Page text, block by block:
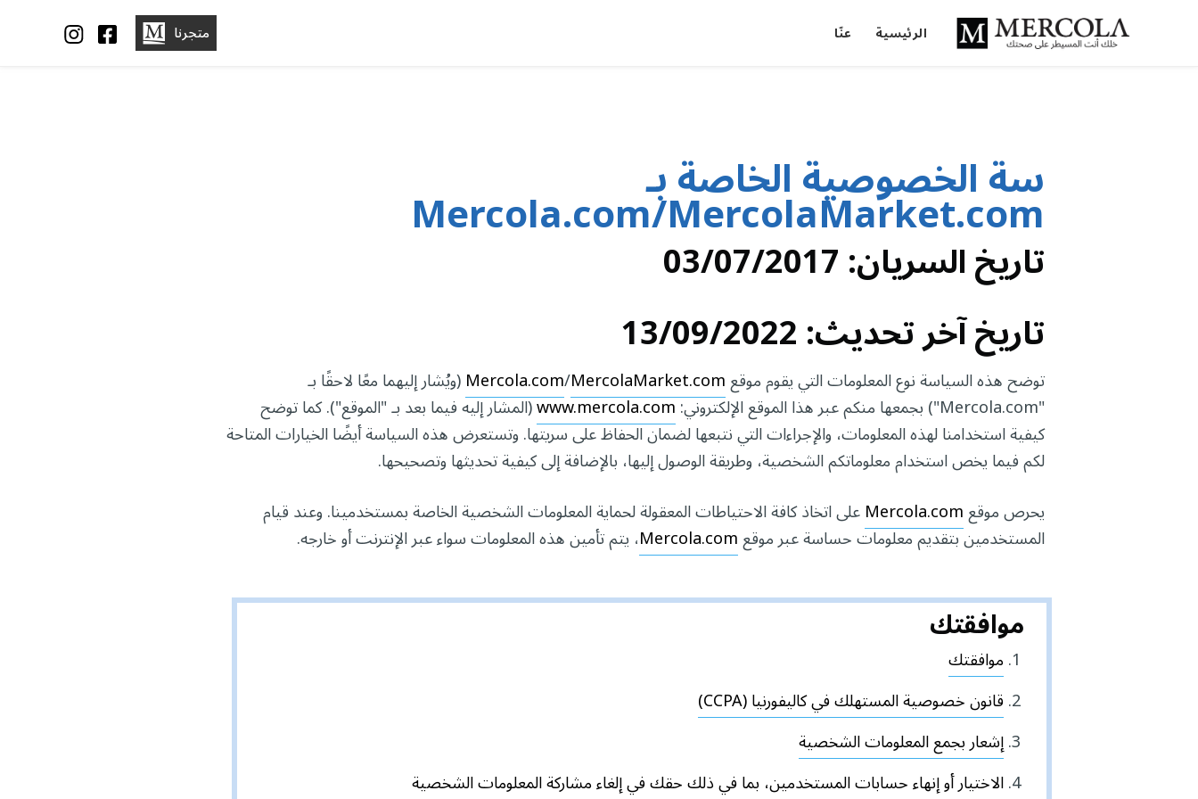
الرئيسية عنّا متجرنا
سة الخصوصية الخاصة بـ
Mercola.com/MercolaMarket.com
تاريخ السريان: 03/07/2017
تاريخ آخر تحديث: 13/09/2022
توضح هذه السياسة نوع المعلومات التي يقوم موقع Mercola.com/MercolaMarket.com (ويُشار إليهما معًا لاحقًا بـ
"Mercola.com") بجمعها منكم عبر هذا الموقع الإلكتروني: www.mercola.com(المشار إليه فيما بعد بـ "الموقع"). كما توضح
كيفية استخدامنا لهذه المعلومات، والإجراءات التي نتبعها لضمان الحفاظ على سريتها. وتستعرض هذه السياسة أيضًا الخيارات المتاحة
لكم فيما يخص استخدام معلوماتكم الشخصية، وطريقة الوصول إليها، بالإضافة إلى كيفية تحديثها وتصحيحها.
يحرص موقعMercola.comعلى اتخاذ كافة الاحتياطات المعقولة لحماية المعلومات الشخصية الخاصة بمستخدمينا. وعند قيام
المستخدمين بتقديم معلومات حساسة عبر موقعMercola.com، يتم تأمين هذه المعلومات سواء عبر الإنترنت أو خارجه.
موافقتك
موافقتك
قانون خصوصية المستهلك في كاليفورنيا (CCPA)
إشعار بجمع المعلومات الشخصية
الاختيار أو إنهاء حسابات المستخدمين، بما في ذلك حقك في إلغاء مشاركة المعلومات الشخصية